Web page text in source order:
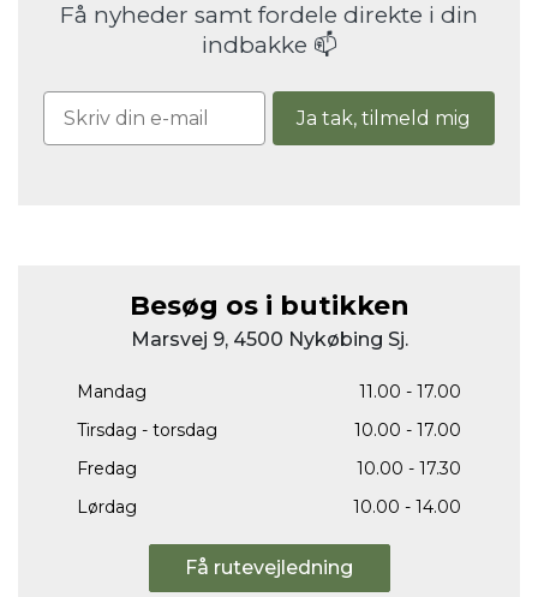
Få nyheder samt fordele direkte i din
indbakke 📫
Ja tak, tilmeld mig
Besøg os i butikken
Marsvej 9, 4500 Nykøbing Sj.
Mandag
11.00 - 17.00
Tirsdag - torsdag
10.00 - 17.00
Fredag
10.00 - 17.30
Lørdag
10.00 - 14.00
Få rutevejledning